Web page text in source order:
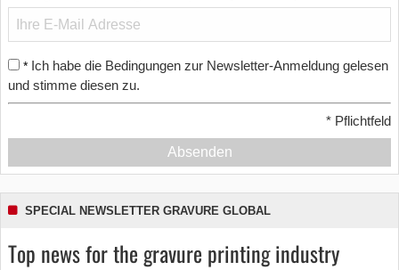
* Ich habe die Bedingungen zur Newsletter-Anmeldung gelesen
und stimme diesen zu.
* Pflichtfeld
Absenden
SPECIAL NEWSLETTER GRAVURE GLOBAL
Top news for the gravure printing industry